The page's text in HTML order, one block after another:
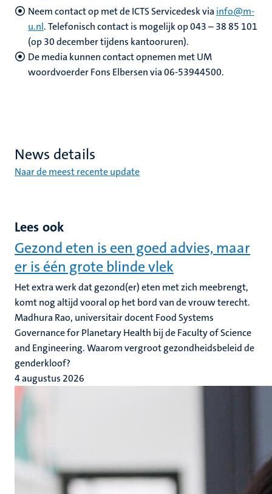
Neem contact op met de ICTS Servicedesk via info@m-
u.nl. Telefonisch contact is mogelijk op 043 – 38 85 101
(op 30 december tijdens kantooruren).
De media kunnen contact opnemen met UM
woordvoerder Fons Elbersen via 06-53944500.
News details
Naar de meest recente update
Lees ook
Gezond eten is een goed advies, maar
er is één grote blinde vlek
Het extra werk dat gezond(er) eten met zich meebrengt,
komt nog altijd vooral op het bord van de vrouw terecht.
Madhura Rao, universitair docent Food Systems
Governance for Planetary Health bij de Faculty of Science
and Engineering. Waarom vergroot gezondheidsbeleid de
genderkloof?
4 augustus 2026